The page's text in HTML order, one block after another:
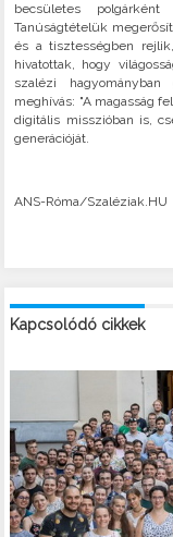
becsületes
Tanúságtételük
és a tisztességben
hivatottak, hogy
szalézi
meghívás: "A magasság
digitális misszióban is,
generációját.
ANS-Róma/Szaléziak.HU
Kapcsolódó cikkek